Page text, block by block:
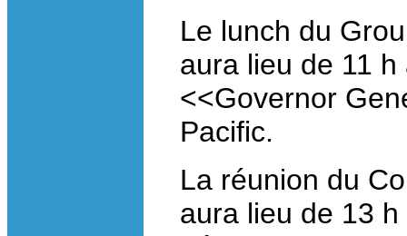
Le lunch du
aura lieu de 11
<<Governor
Pacific.
La réunion du
aura lieu de 13